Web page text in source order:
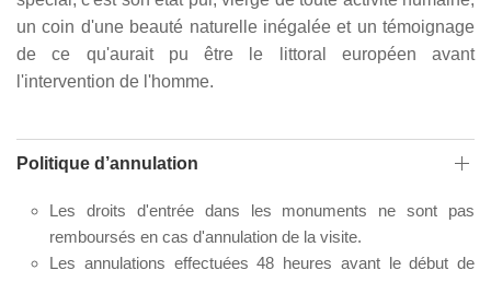
un coin d'une beauté naturelle inégalée et un témoignage
de ce qu'aurait pu être le littoral européen avant
l'intervention de l'homme.
Politique d’annulation
Les droits d'entrée dans les monuments ne sont pas
remboursés en cas d'annulation de la visite.
Les annulations effectuées 48 heures avant le début de